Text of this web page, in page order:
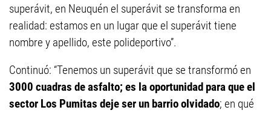
superávit, en Neuquén el superávit se transforma en
realidad: estamos en un lugar que el superávit tiene
nombre y apellido, este polideportivo”.
Continuó: “Tenemos un superávit que se transformó en
3000 cuadras de asfalto; es la oportunidad para que el
sector Los Pumitas deje ser un barrio olvidado; en qué